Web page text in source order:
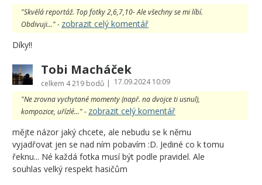
"Skvělá reportáž. Top fotky 2,6,7,10- Ale všechny se mi líbí.
Obdivuji..." - zobrazit celý komentář
Díky!!
Tobi Macháček
celkem 4 219 bodů
17.09.2024 10:09
"Ne zrovna vychytané momenty (např. na dvojce ti usnul),
kompozice, uřízlé..." - zobrazit celý komentář
mějte názor jaký chcete, ale nebudu se k němu
vyjadřovat jen se nad ním pobavím :D. Jediné co k tomu
řeknu... Né každá fotka musí být podle pravidel. Ale
souhlas velký respekt hasičům